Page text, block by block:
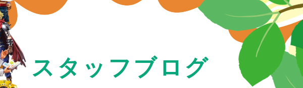
スタッフブログ